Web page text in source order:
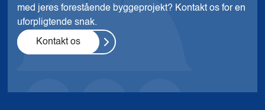
med jeres forestående byggeprojekt? Kontakt os for en
uforpligtende snak.
Kontakt os